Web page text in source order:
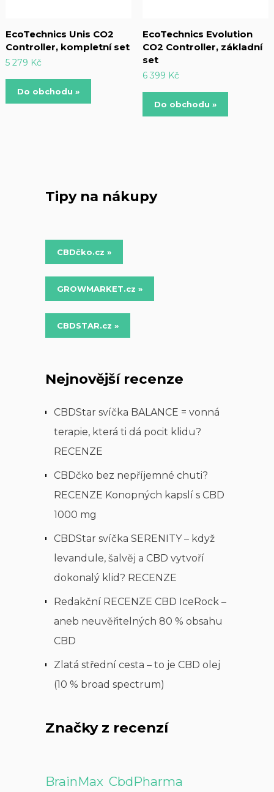
EcoTechnics Unis CO2
Controller, kompletní set
5 279 Kč
Do obchodu »
EcoTechnics Evolution
CO2 Controller, základní
set
6 399 Kč
Do obchodu »
Tipy na nákupy
CBDčko.cz »
GROWMARKET.cz »
CBDSTAR.cz »
Nejnovější recenze
CBDStar svíčka BALANCE = vonná
terapie, která ti dá pocit klidu?
RECENZE
CBDčko bez nepříjemné chuti?
RECENZE Konopných kapslí s CBD
1000 mg
CBDStar svíčka SERENITY – když
levandule, šalvěj a CBD vytvoří
dokonalý klid? RECENZE
Redakční RECENZE CBD IceRock –
aneb neuvěřitelných 80 % obsahu
CBD
Zlatá střední cesta – to je CBD olej
(10 % broad spectrum)
Značky z recenzí
BrainMax CbdPharma